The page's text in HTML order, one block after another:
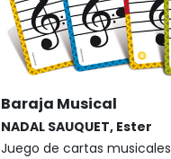
Baraja Musical
NADAL SAUQUET, Ester
Juego de cartas musicales